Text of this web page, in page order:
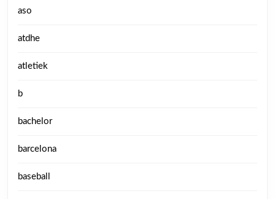
aso
atdhe
atletiek
b
bachelor
barcelona
baseball